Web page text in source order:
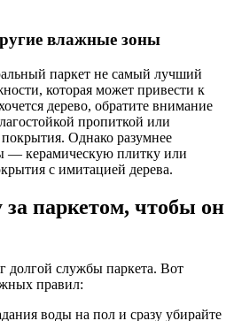
влажные зоны
паркет не самый лучший
которая может привести к
дерево, обратите внимание
пропиткой или
Однако разумнее
— керамическую плитку или
с имитацией дерева.
за паркетом, чтобы он
долгой службы паркета. Вот
правил:
воды на пол и сразу убирайте